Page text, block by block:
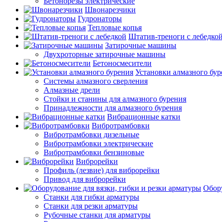
Швонарезчики
Гудронаторы
Тепловые копья
Штатив-треноги с лебедкой
Затирочные машины
Двухроторные затирочные машины
Бетоносмесители
Установки алмазного
Системы алмазного сверления
Алмазные дрели
Стойки и станины для алмазного бурения
Принадлежности для алмазного бурения
Вибрационные катки
Вибротрамбовки
Вибротрамбовки дизельные
Вибротрамбовки электрические
Вибротрамбовки бензиновые
Виброрейки
Профиль (лезвие) для виброрейки
Привод для виброрейки
Станки для гибки арматуры
Станки для резки арматуры
Рубочные станки для арматуры